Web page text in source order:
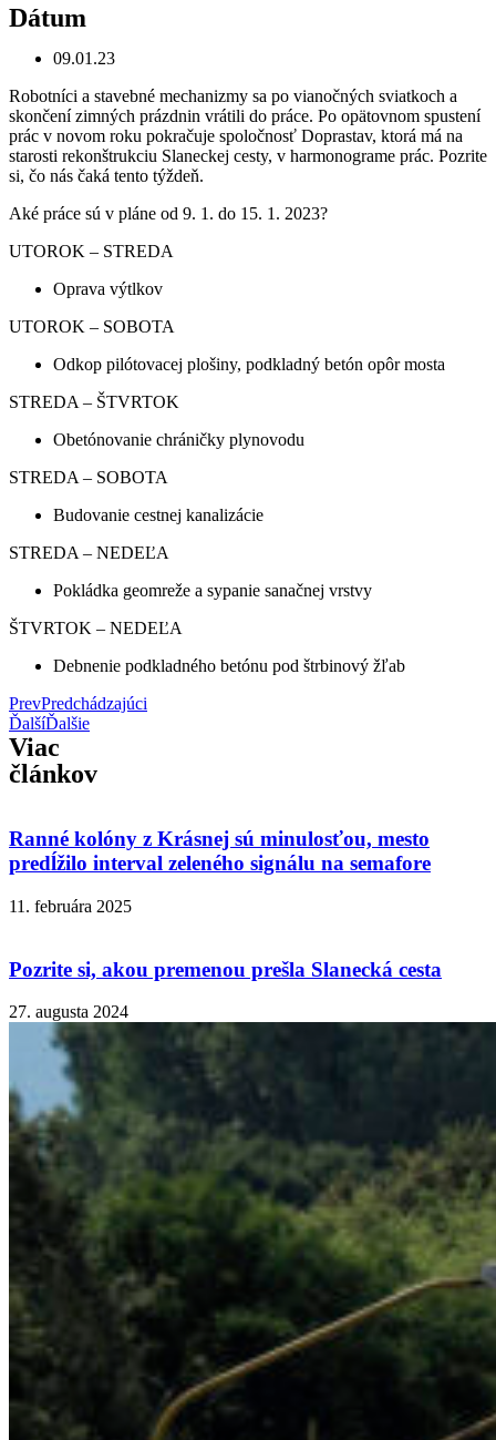
Dátum
09.01.23
Robotníci a stavebné mechanizmy sa po vianočných sviatkoch a
skončení zimných prázdnin vrátili do práce. Po opätovnom spustení
prác v novom roku pokračuje spoločnosť Doprastav, ktorá má na
starosti rekonštrukciu Slaneckej cesty, v harmonograme prác. Pozrite
si, čo nás čaká tento týždeň.
Aké práce sú v pláne od 9. 1. do 15. 1. 2023?
UTOROK – STREDA
Oprava výtlkov
UTOROK – SOBOTA
Odkop pilótovacej plošiny, podkladný betón opôr mosta
STREDA – ŠTVRTOK
Obetónovanie chráničky plynovodu
STREDA – SOBOTA
Budovanie cestnej kanalizácie
STREDA – NEDEĽA
Pokládka geomreže a sypanie sanačnej vrstvy
ŠTVRTOK – NEDEĽA
Debnenie podkladného betónu pod štrbinový žľab
PrevPredchádzajúci
ĎalšíĎalšie
Viac
článkov
Ranné kolóny z Krásnej sú minulosťou, mesto
predĺžilo interval zeleného signálu na semafore
11. februára 2025
Pozrite si, akou premenou prešla Slanecká cesta
27. augusta 2024